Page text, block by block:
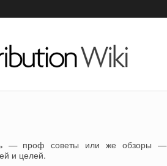
— проф советы или же обзоры —
и целей.